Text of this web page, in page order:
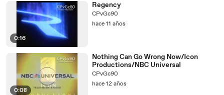
0:16
Regency
CPvGc90
hace 11 años
0:08
Nothing Can Go Wrong Now/Icon
Productions/NBC Universal
CPvGc90
hace 12 años